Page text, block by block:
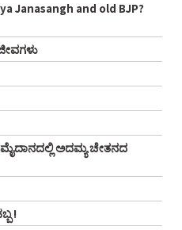
Janasangh and old BJP?
ಅದಮ್ಯ ಚೇತನದ
!